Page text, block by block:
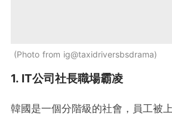
Photo from ig@taxidriversbsdrama
1. IT公司社長職場霸凌
韓國是一個分階級的社會，員工被